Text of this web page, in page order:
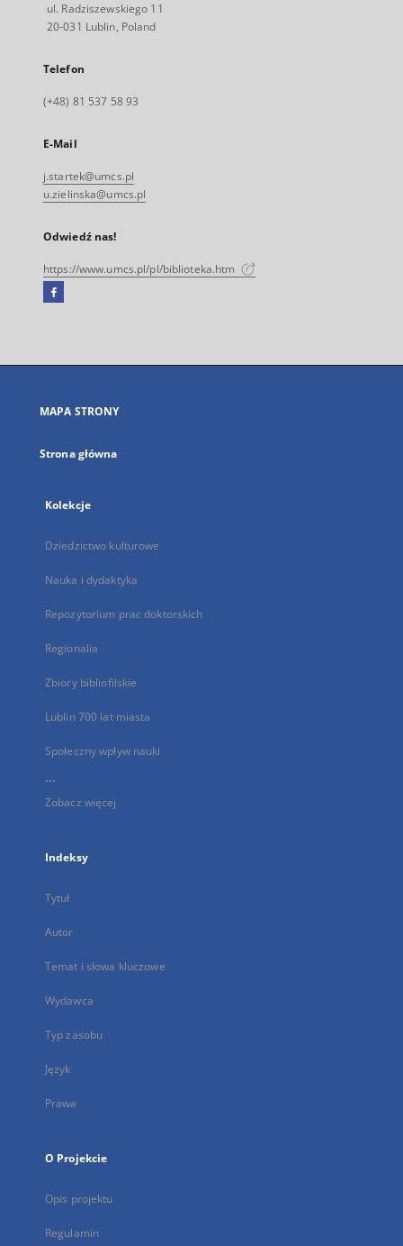
ul. Radziszewskiego 11
20-031 Lublin, Poland
Telefon
(+48) 81 537 58 93
E-Mail
j.startek@umcs.pl
u.zielinska@umcs.pl
Odwiedź nas!
https://www.umcs.pl/pl/biblioteka.htm
Facebook
się
karcie
MAPA STRONY
Strona główna
Kolekcje
Dziedzictwo kulturowe
Nauka i dydaktyka
Repozytorium prac doktorskich
Regionalia
Zbiory bibliofilskie
Lublin 700 lat miasta
Społeczny wpływ nauki
...
Zobacz więcej
Indeksy
Tytuł
Autor
Temat i słowa kluczowe
Wydawca
Typ zasobu
Język
Prawa
O Projekcie
Opis projektu
Regulamin